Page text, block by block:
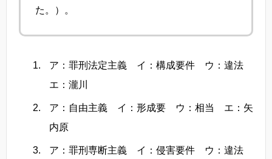
た。）。
ア：罪刑法定主義 イ：構成要件 ウ：違法
エ：瀧川
ア：自由主義 イ：形成要 ウ：相当 エ：矢
内原
ア：罪刑専断主義 イ：侵害要件 ウ：違法